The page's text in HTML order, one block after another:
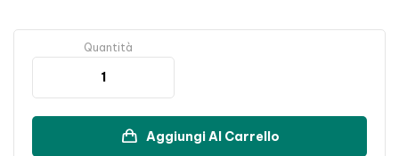
Quantità
Aggiungi Al Carrello